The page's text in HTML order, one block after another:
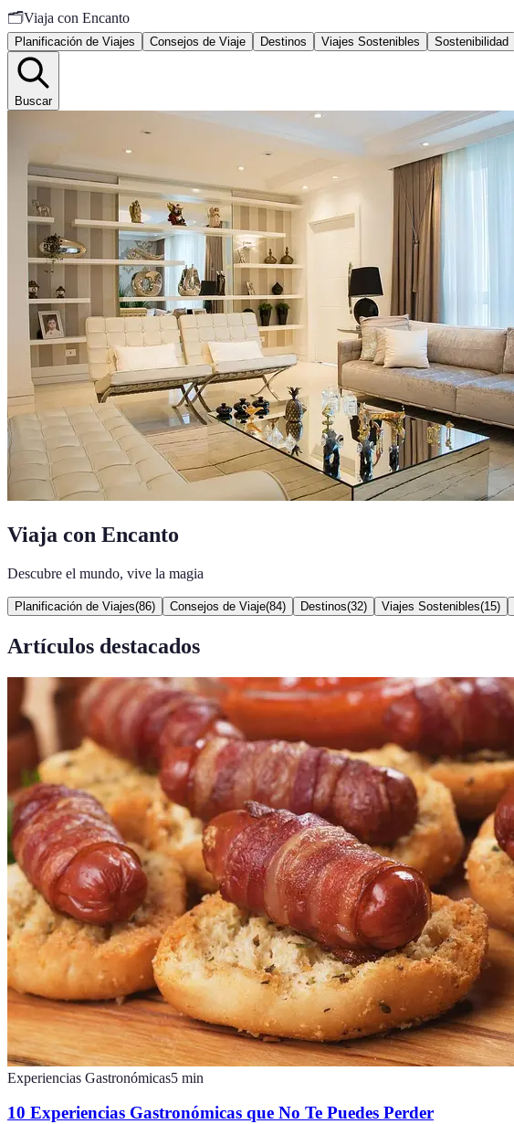
🗂️Viaja con Encanto
Planificación de Viajes Consejos de Viaje Destinos Viajes Sostenibles Sostenibilidad
Buscar
Viaja con Encanto
Descubre el mundo, vive la magia
Planificación de Viajes(86) Consejos de Viaje(84) Destinos(32) Viajes Sostenibles(15)
Artículos destacados
Experiencias Gastronómicas5 min
10 Experiencias Gastronómicas que No Te Puedes Perder